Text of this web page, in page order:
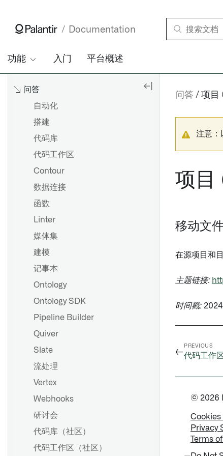
Documentation
功能 入门 平台概述
问答
自动化
搭建
代码库
代码工作区
Contour
数据连接
函数
Linter
媒体集
建模
记事本
Ontology
Ontology SDK
Pipeline Builder
Quiver
Slate
流处理
Vertex
Webhooks
研讨会
代码库（社区）
代码工作区（社区）
问答 项目
注意：
项目
移动文
在源项目和
主题链接:
时间戳:
←
PREVIOUS
代码工作
© 2026
Privacy
Terms